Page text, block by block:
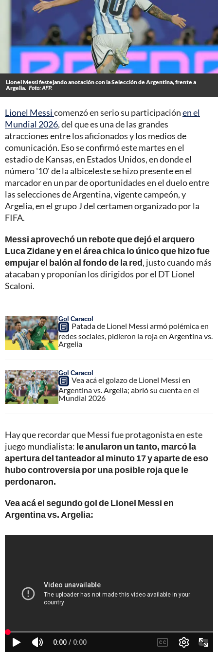
Lionel Messi festejando anotación con la Selección de Argentina, frente a
Argelia. Foto: AFP.
Lionel Messicomenzó en serio su participaciónen el
Mundial 2026, del que es una de las grandes
atracciones entre los aficionados y los medios de
comunicación. Eso se confirmó este martes en el
estadio de Kansas, en Estados Unidos, en donde el
número '10' de la albiceleste se hizo presente en el
marcador en un par de oportunidades en el duelo entre
las selecciones de Argentina, vigente campeón, y
Argelia, en el grupo J del certamen organizado por la
FIFA.
Messi aprovechó un rebote que dejó el arquero
Luca Zidane y en el área chica lo único que hizo fue
empujar el balón al fondo de la red, justo cuando más
atacaban y proponían los dirigidos por el DT Lionel
Scaloni.
Gol Caracol
Patada de Lionel Messi armó polémica en
redes sociales, pidieron la roja en Argentina vs.
Argelia
Gol Caracol
Vea acá el golazo de Lionel Messi en
Argentina vs. Argelia; abrió su cuenta en el
Mundial 2026
Hay que recordar que Messi fue protagonista en este
juego mundialista: le anularon un tanto, marcó la
apertura del tanteador al minuto 17 y aparte de eso
hubo controversia por una posible roja que le
perdonaron.
Vea acá el segundo gol de Lionel Messi en
Argentina vs. Argelia: